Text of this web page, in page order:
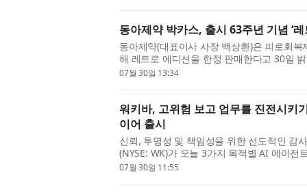
동아제약 박카스, 출시 63주년 기념 ‘
동아제약(대표이사 사장 백상환)은 피로회
해 레트로 에디션을 한정 판매한다고 30일
피로회복제 박카스는 지난해까지 누적 판매
07월 30일 13:34
워키바, 고위험 보고 업무를 진전시키
이어 출시
신뢰, 투명성 및 책임성을 위한 선도적인 감
(NYSE: WK)가 오늘 3가지 목적별 AI 에이
속적인 인텔리전스 레이어인 워크바 놀리
07월 30일 11:55